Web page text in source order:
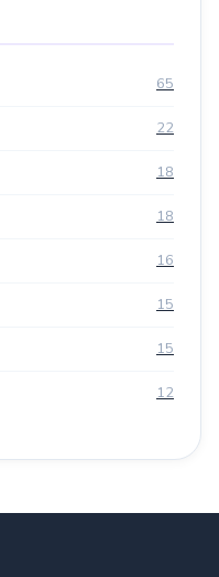
65
22
18
18
16
15
15
12